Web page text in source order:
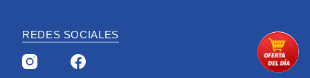
REDES SOCIALES